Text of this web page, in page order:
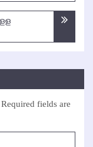
Required fields are